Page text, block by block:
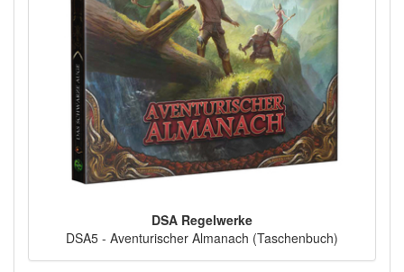
DSA Regelwerke
DSA5 - Aventurischer Almanach (Taschenbuch)